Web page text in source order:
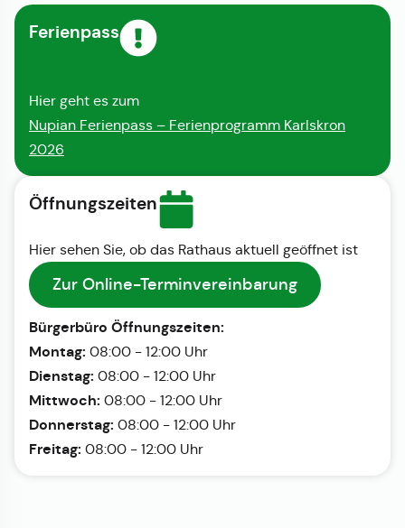
Ferienpass
Hier geht es zum
Nupian Ferienpass – Ferienprogramm Karlskron
2026
Öffnungszeiten
Hier sehen Sie, ob das Rathaus aktuell geöffnet ist
Zur Online-Terminvereinbarung
Bürgerbüro Öffnungszeiten:
Montag: 08:00 - 12:00 Uhr
Dienstag: 08:00 - 12:00 Uhr
Mittwoch: 08:00 - 12:00 Uhr
Donnerstag: 08:00 - 12:00 Uhr
Freitag: 08:00 - 12:00 Uhr